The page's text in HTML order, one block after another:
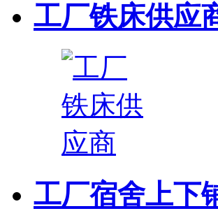
工厂铁床供应
工厂宿舍上下